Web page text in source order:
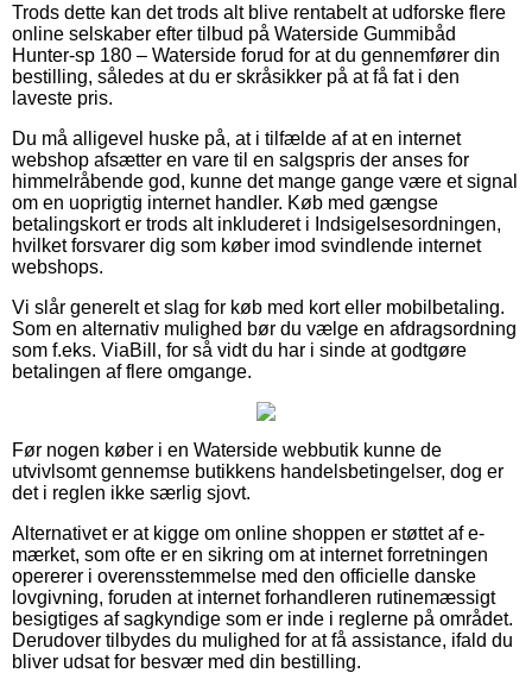
Trods dette kan det trods alt blive rentabelt at udforske flere
online selskaber efter tilbud på Waterside Gummibåd
Hunter-sp 180 – Waterside forud for at du gennemfører din
bestilling, således at du er skråsikker på at få fat i den
laveste pris.
Du må alligevel huske på, at i tilfælde af at en internet
webshop afsætter en vare til en salgspris der anses for
himmelråbende god, kunne det mange gange være et signal
om en uoprigtig internet handler. Køb med gængse
betalingskort er trods alt inkluderet i Indsigelsesordningen,
hvilket forsvarer dig som køber imod svindlende internet
webshops.
Vi slår generelt et slag for køb med kort eller mobilbetaling.
Som en alternativ mulighed bør du vælge en afdragsordning
som f.eks. ViaBill, for så vidt du har i sinde at godtgøre
betalingen af flere omgange.
Før nogen køber i en Waterside webbutik kunne de
utvivlsomt gennemse butikkens handelsbetingelser, dog er
det i reglen ikke særlig sjovt.
Alternativet er at kigge om online shoppen er støttet af e-
mærket, som ofte er en sikring om at internet forretningen
opererer i overensstemmelse med den officielle danske
lovgivning, foruden at internet forhandleren rutinemæssigt
besigtiges af sagkyndige som er inde i reglerne på området.
Derudover tilbydes du mulighed for at få assistance, ifald du
bliver udsat for besvær med din bestilling.